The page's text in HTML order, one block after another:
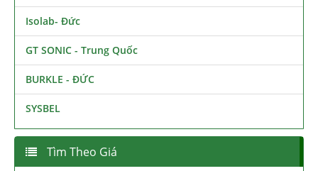
Isolab- Đức
GT SONIC - Trung Quốc
BURKLE - ĐỨC
SYSBEL
Tìm Theo Giá